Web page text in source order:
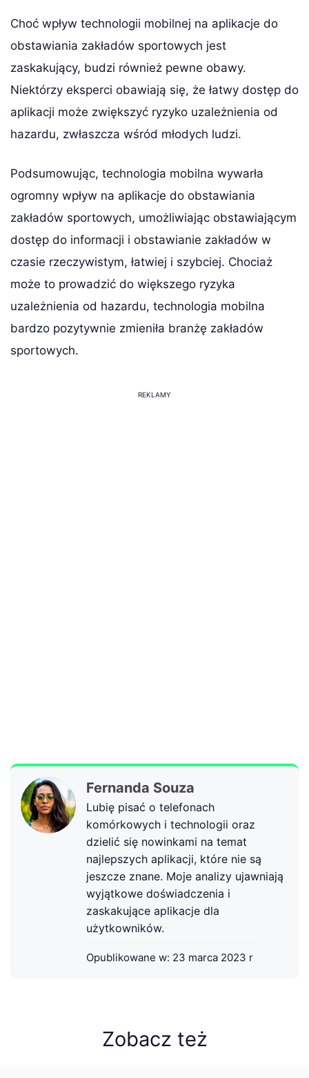
Choć wpływ technologii mobilnej na aplikacje do
obstawiania zakładów sportowych jest
zaskakujący, budzi również pewne obawy.
Niektórzy eksperci obawiają się, że łatwy dostęp do
aplikacji może zwiększyć ryzyko uzależnienia od
hazardu, zwłaszcza wśród młodych ludzi.
Podsumowując, technologia mobilna wywarła
ogromny wpływ na aplikacje do obstawiania
zakładów sportowych, umożliwiając obstawiającym
dostęp do informacji i obstawianie zakładów w
czasie rzeczywistym, łatwiej i szybciej. Chociaż
może to prowadzić do większego ryzyka
uzależnienia od hazardu, technologia mobilna
bardzo pozytywnie zmieniła branżę zakładów
sportowych.
REKLAMY
Fernanda Souza
Lubię pisać o telefonach
komórkowych i technologii oraz
dzielić się nowinkami na temat
najlepszych aplikacji, które nie są
jeszcze znane. Moje analizy ujawniają
wyjątkowe doświadczenia i
zaskakujące aplikacje dla
użytkowników.
Opublikowane w: 23 marca 2023 r
Zobacz też